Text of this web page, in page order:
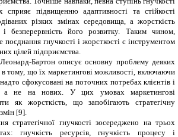
сприяє підвищенню адаптивності та стійкості
різких змінах середовища, а жорсткість
і безперервність його розвитку. Таким чином,
поєднання гнучкості і жорсткості є інструментом
цілей підприємства.
Бартон описує основну проблему деяких
в тому, що їх маркетингові можливості, включаючи
сфокусовані на поточних потребах клієнтів і
а не на нових. У цих умовах маркетингові
як жорсткість, що запобігають стратегічну
[9].
стратегічної гнучкості зосереджено на трьох
гнучкість ресурсів, гнучкість процесу і